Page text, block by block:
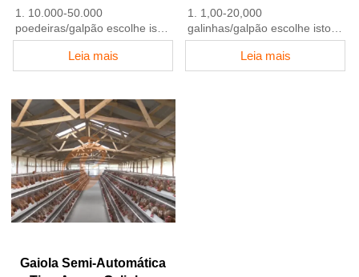
1. 10.000-50.000
poedeiras/galpão escolhe isso
2. Coleta de ovos mais limpa
reduz quebra em 0,5%
3. Higiene melhorada ajuda a
para <3%
4. 1–2 técnicos podem lidar
com 15.000–30.000 aves
5. Recepção/WhatsApp NO.:
+8618830120193
Leia mais
1. 1,00-20,000
galinhas/galpão escolhe isto
2. Bebedouros de bico com
fluxo de 30-60 ML/min
3. Galvanização por imersão a
Leia mais
Gaiola Semi-Automática